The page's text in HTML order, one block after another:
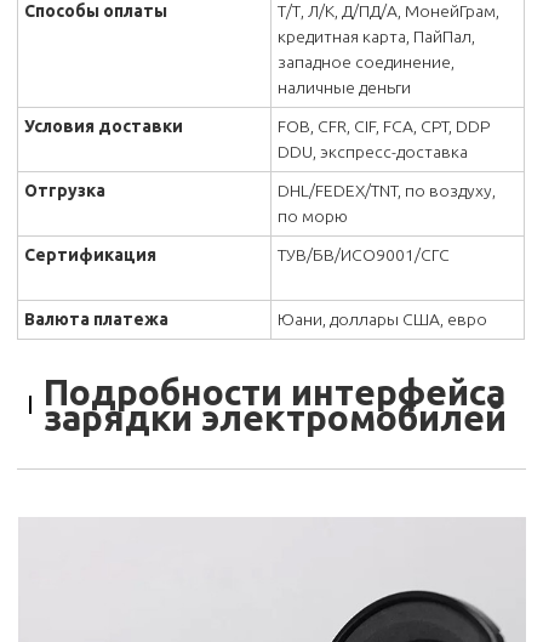
Способы оплаты
Т/Т, Л/К, Д/ПД/А, МонейГрам,
кредитная карта, ПайПал,
западное соединение,
наличные деньги
Условия доставки
FOB, CFR, CIF, FCA, CPT, DDP
DDU, экспресс-доставка
Отгрузка
DHL/FEDEX/TNT, по воздуху,
по морю
Сертификация
ТУВ/БВ/ИСО9001/СГС
Валюта платежа Юани, доллары США, евро
Подробности интерфейса
зарядки электромобилей